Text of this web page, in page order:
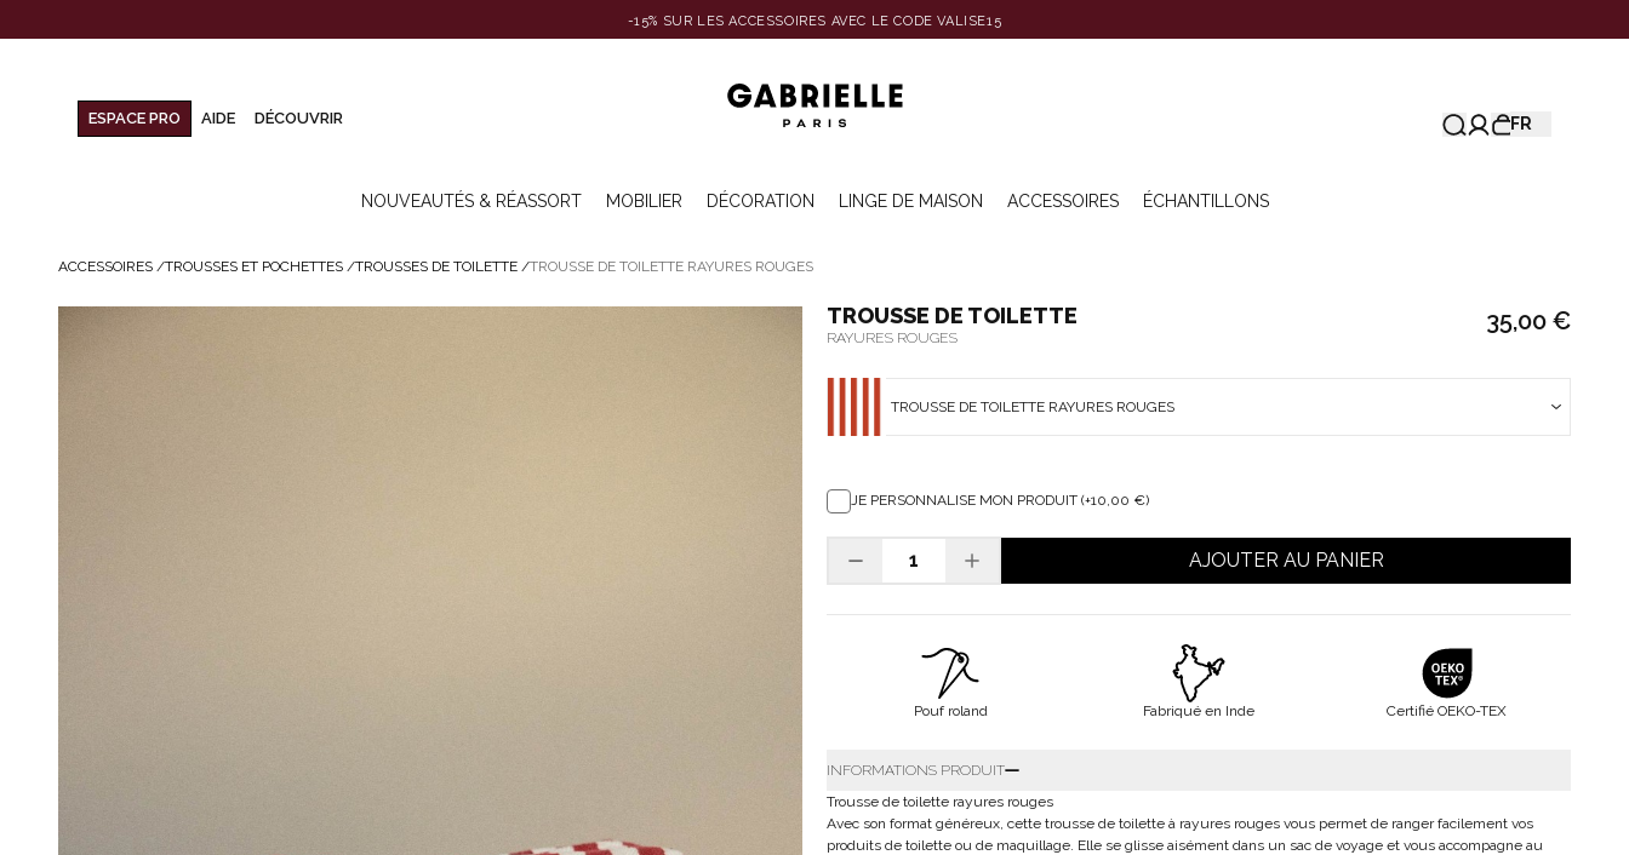
-15% SUR LES ACCESSOIRES AVEC LE CODE VALISE15
ESPACE PRO AIDE DÉCOUVRIR FR
NOUVEAUTÉS & RÉASSORT MOBILIER DÉCORATION LINGE DE MAISON ACCESSOIRES ÉCHANTILLONS
ACCESSOIRES /TROUSSES ET POCHETTES /TROUSSES DE TOILETTE /TROUSSE DE TOILETTE RAYURES ROUGES
TROUSSE DE TOILETTE
RAYURES ROUGES
35,00 €
TROUSSE DE TOILETTE RAYURES ROUGES
JE PERSONNALISE MON PRODUIT (+10,00 €)
AJOUTER AU PANIER
Pouf roland Fabriqué en Inde Certifié OEKO-TEX
INFORMATIONS PRODUIT
Trousse de toilette rayures rouges
Avec son format généreux, cette trousse de toilette à rayures rouges vous permet de ranger facilement vos
produits de toilette ou de maquillage. Elle se glisse aisément dans un sac de voyage et vous accompagne au